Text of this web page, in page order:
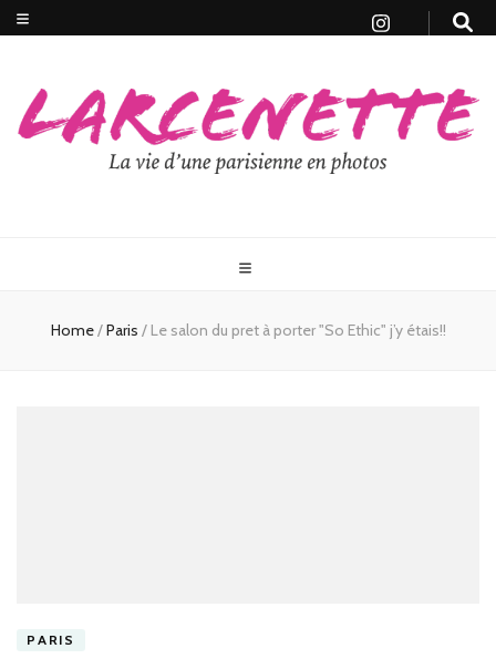
Home/Paris / Le salon du pret à porter "So Ethic" j’y étais!!
PARIS